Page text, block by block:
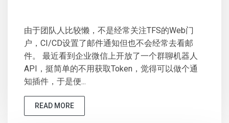
由于团队人比较懒，不是经常关注TFS的Web门
户，CI/CD设置了邮件通知但也不会经常去看邮
件。 最近看到企业微信上开放了一个群聊机器人
API，挺简单的不用获取Token，觉得可以做个通
知插件，于是便...
READ MORE